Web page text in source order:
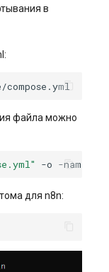
в
файла можно
-o -name
для n8n: